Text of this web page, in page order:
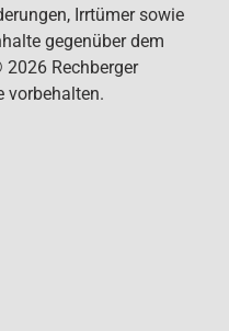
Irrtümer sowie
gegenüber dem
Rechberger
vorbehalten.